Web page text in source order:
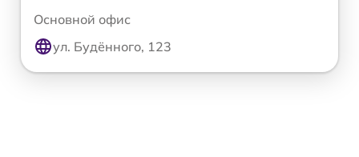
Основной офис
ул. Будённого, 123